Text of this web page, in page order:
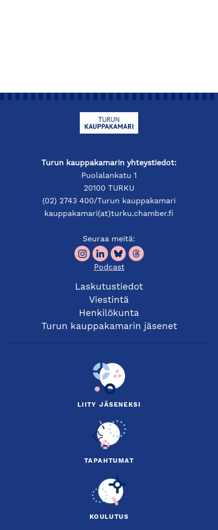
Turun kauppakamarin yhteystiedot:
Puolalankatu 1
20100 TURKU
(02) 2743 400/Turun kauppakamari
kauppakamari(at)turku.chamber.fi
Seuraa meitä:
Podcast
Laskutustiedot
Viestintä
Henkilökunta
Turun kauppakamarin jäsenet
LIITY JÄSENEKSI
TAPAHTUMAT
KOULUTUS